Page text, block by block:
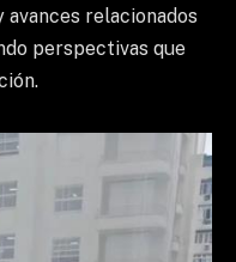
relacionados
perspectivas que